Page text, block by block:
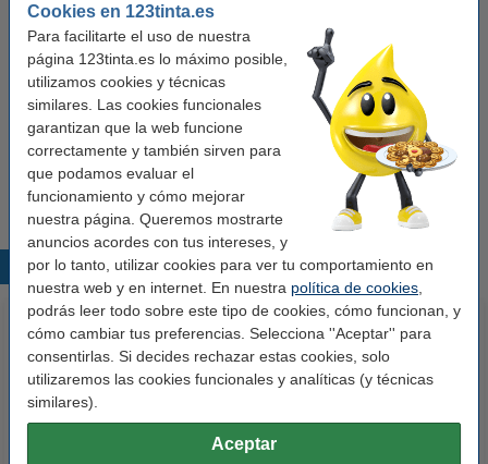
Cookies en 123tinta.es
Para facilitarte el uso de nuestra
página 123tinta.es lo máximo posible,
utilizamos cookies y técnicas
similares. Las cookies funcionales
garantizan que la web funcione
correctamente y también sirven para
que podamos evaluar el
funcionamiento y cómo mejorar
nuestra página. Queremos mostrarte
anuncios acordes con tus intereses, y
por lo tanto, utilizar cookies para ver tu comportamiento en
nuestra web y en internet. En nuestra política de cookies
podrás leer todo sobre este tipo de cookies, cómo funcionan, y
cómo cambiar tus preferencias. Selecciona ''Aceptar'' para
consentirlas. Si decides rechazar estas cookies, solo
utilizaremos las cookies funcionales y analíticas (y técnicas
similares).
Aceptar
negro cartucho de tinta 18 ml
Ver características y descripción
Precio por ml 1,47 €
Comprar
Producto descatalogado.
Productos destacados